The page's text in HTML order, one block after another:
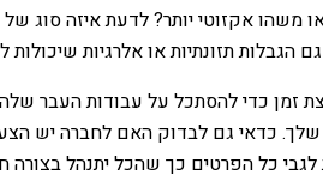
משהו אקזוטי יותר? לדעת איזה
תזונתיות או אלרגיות שיכולות
זמן כדי להסתכל על עבודות העבר
גם לבדוק האם לחברה יש הצעות
כל הפרטים כך שהכל יתנהל בצורה